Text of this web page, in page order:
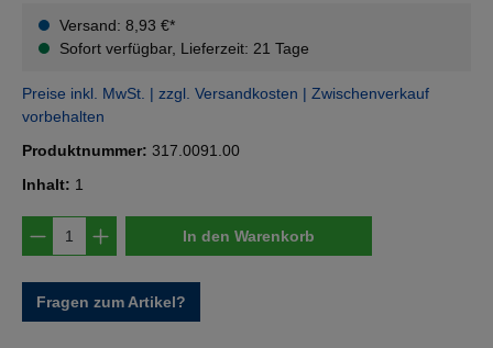
Versand: 8,93 €*
Sofort verfügbar, Lieferzeit: 21 Tage
Preise inkl. MwSt. | zzgl. Versandkosten | Zwischenverkauf
vorbehalten
Produktnummer: 317.0091.00
Inhalt: 1
Produkt Anzahl: Gib den gewünschten
In den Warenkorb
Fragen zum Artikel?